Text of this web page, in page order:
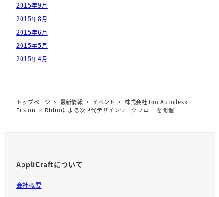
2015年9月
2015年8月
2015年6月
2015年5月
2015年4月
トップページ 最新情報 イベント
株式会社Too Autodesk
Fusion × Rhinoによる次世代デザインワークフロー を開催
AppliCraftについて
会社概要